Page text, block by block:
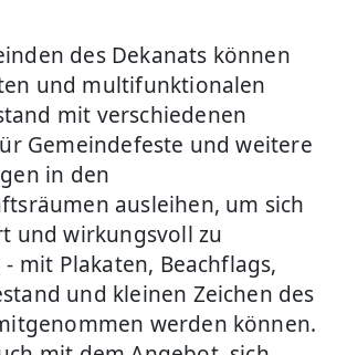
des Dekanats können
und multifunktionalen
mit verschiedenen
Gemeindefeste und weitere
in den
ausleihen, um sich
und wirkungsvoll zu
mit Plakaten, Beachflags,
und kleinen Zeichen des
werden können.